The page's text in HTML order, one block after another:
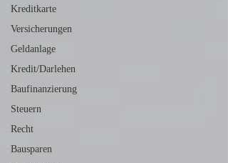
Kreditkarte
Versicherungen
Geldanlage
Kredit/Darlehen
Baufinanzierung
Steuern
Recht
Bausparen